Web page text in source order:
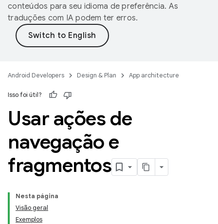
conteúdos para seu idioma de preferência. As
traduções com IA podem ter erros.
Android Developers Design & Plan App architecture
Isso foi útil?
Usar ações de
navegação e
fragmentos
Nesta página
Visão geral
Exemplos